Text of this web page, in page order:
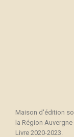
Maison d'édition
la Région
Livre 2020-2023.